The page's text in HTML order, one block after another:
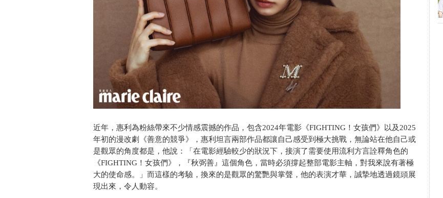
近年，惠利為粉絲帶來不少情感震撼的作品，包含2024年電影《FIGHTING！女孩們》以及2025
年初的漫改劇《善意的競爭》，惠利坦言兩部作品都讓自己感受到極大挑戰，無論站在他自己或
是觀眾的角度都是，他說：「在電影經驗較少的狀況下，接演了需要使用流利方言詮釋角色的
《FIGHTING！女孩們》，『秋弼善』這個角色，當時必須撐起整部電影主軸，對我來說有著極
大的使命感。」而這樣的考驗，換來的是觀眾的驚艷與掌聲，他的表演才華，誠摯地透過鏡頭展
現出來，令人動容。